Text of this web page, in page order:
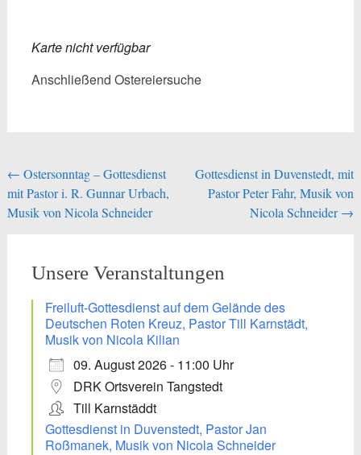
Karte nicht verfügbar
Anschließend Ostereiersuche
Beitragsnavigation
← Ostersonntag – Gottesdienst
mit Pastor i. R. Gunnar Urbach,
Musik von Nicola Schneider
Gottesdienst in Duvenstedt, mit
Pastor Peter Fahr, Musik von
Nicola Schneider→
Unsere Veranstaltungen
Freiluft-Gottesdienst auf dem Gelände des
Deutschen Roten Kreuz, Pastor Till Karnstädt,
Musik von Nicola Kilian
09. August 2026 - 11:00 Uhr
DRK Ortsverein Tangstedt
Till Karnstäddt
Gottesdienst in Duvenstedt, Pastor Jan
Roßmanek, Musik von Nicola Schneider